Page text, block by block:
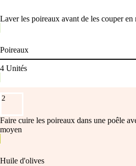
Laver les poireaux avant de les couper en
Poireaux
4 Unités
2
Faire cuire les poireaux dans une poêle
moyen
Huile d'olives